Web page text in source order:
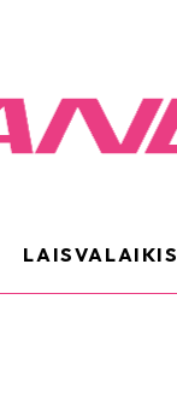
LAISVALAIKIS